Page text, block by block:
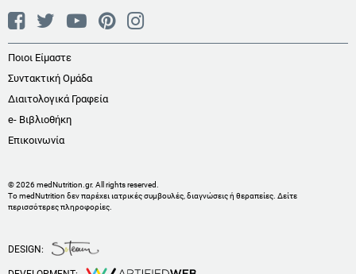
Ποιοι Είμαστε
Συντακτική Ομάδα
Διαιτολογικά Γραφεία
e- Βιβλιοθήκη
Επικοινωνία
© 2026 medNutrition.gr. All rights reserved.
Το medNutrition δεν παρέχει ιατρικές συμβουλές, διαγνώσεις ή θεραπείες. Δείτε
περισσότερες πληροφορίες
DESIGN: